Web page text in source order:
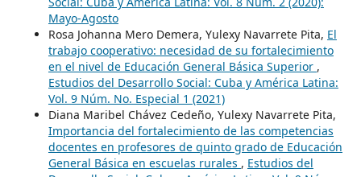
Mayo-Agosto
Rosa Johanna Mero Demera, Yulexy Navarrete Pita, El
trabajo cooperativo: necesidad de su fortalecimiento
en el nivel de Educación General Básica Superior ,
Estudios del Desarrollo Social: Cuba y América Latina:
Vol. 9 Núm. No. Especial 1 (2021)
Diana Maribel Chávez Cedeño, Yulexy Navarrete Pita,
Importancia del fortalecimiento de las competencias
docentes en profesores de quinto grado de Educación
General Básica en escuelas rurales , Estudios del